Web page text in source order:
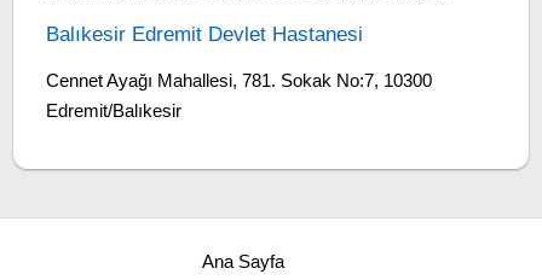
Balıkesir Edremit Devlet Hastanesi
Cennet Ayağı Mahallesi, 781. Sokak No:7, 10300
Edremit/Balıkesir
Ana Sayfa